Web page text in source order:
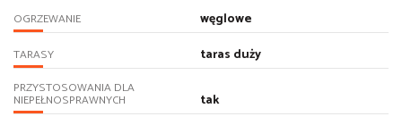
OGRZEWANIE węglowe
TARASY taras duży
PRZYSTOSOWANIA DLA
NIEPEŁNOSPRAWNYCH tak